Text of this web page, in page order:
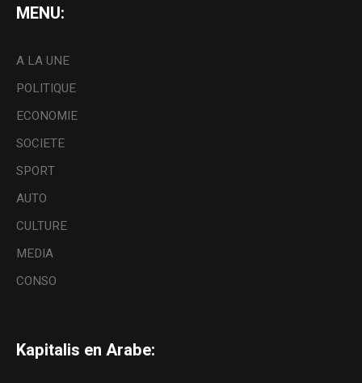
MENU:
A LA UNE
POLITIQUE
ECONOMIE
SOCIETE
SPORT
AUTO
CULTURE
MEDIA
CONSO
Kapitalis en Arabe: